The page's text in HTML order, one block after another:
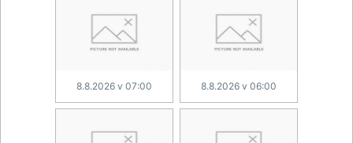
8.8.2026 v 07:00 8.8.2026 v 06:00